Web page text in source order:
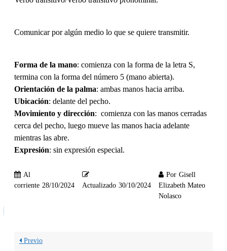
Comunicar por algún medio lo que se quiere transmitir.
Forma de la mano: comienza con la forma de la letra S,
termina con la forma del número 5 (mano abierta).
Orientación de la palma: ambas manos hacia arriba.
Ubicación: delante del pecho.
Movimiento y dirección: comienza con las manos cerradas
cerca del pecho, luego mueve las manos hacia adelante
mientras las abre.
Expresión: sin expresión especial.
Al
corriente 28/10/2024 Actualizado 30/10/2024
Por Gisell
Elizabeth Mateo
Nolasco
Previo